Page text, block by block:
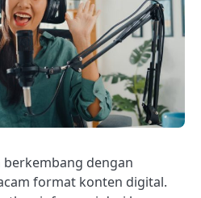
dengan
format konten digital.